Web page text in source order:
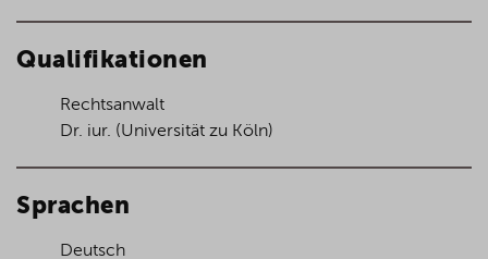
Qualifikationen
Rechtsanwalt
Dr. iur. (Universität zu Köln)
Sprachen
Deutsch